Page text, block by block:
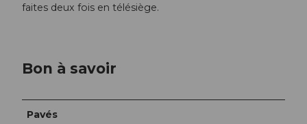
faites deux fois en télésiège.
Bon à savoir
Pavés